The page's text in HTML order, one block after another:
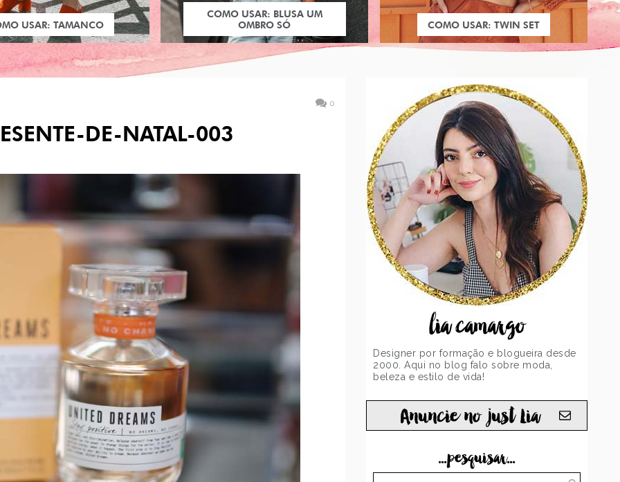
USAR: TAMANCO
COMO USAR: BLUSA UM
OMBRO SÓ
COMO USAR: TWIN SET
0
DE-NATAL-003
lia camargo
Designer por formação e blogueira desde
2000. Aqui no blog falo sobre moda,
beleza e estilo de vida!
Anuncie no just Lia
...pesquisar...